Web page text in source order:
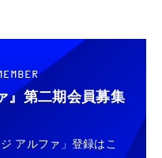
』 第二期会員募集
アルファ」登録はこ